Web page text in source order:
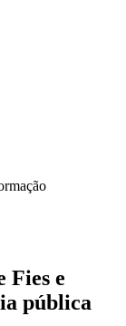
Fies e
pública